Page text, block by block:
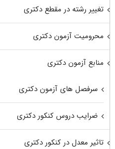
تغییر رشته در مقطع دکتری
محرومیت آزمون دکتری
منابع آزمون دکتری
سرفصل های آزمون دکتری
ضرایب دروس کنکور دکتری
تاثیر معدل در کنکور دکتری